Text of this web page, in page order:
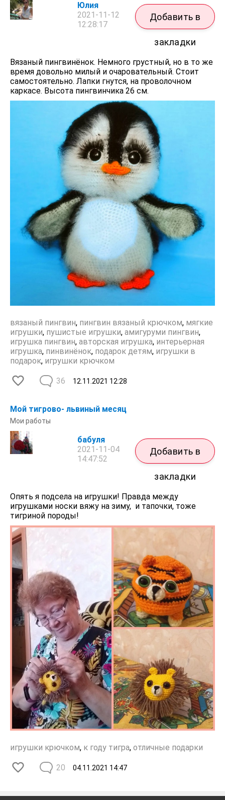
Юлия
2021-11-12
12:28:17
Добавить в
закладки
Вязаный пингвинёнок. Немного грустный, но в то же
время довольно милый и очаровательный. Стоит
самостоятельно. Лапки гнутся, на проволочном
каркасе. Высота пингвинчика 26 см.
вязаный пингвин, пингвин вязаный крючком, мягкие
игрушки, пушистые игрушки, амигуруми пингвин,
игрушка пингвин, авторская игрушка, интерьерная
игрушка, пинвинёнок, подарок детям, игрушки в
подарок, игрушки крючком
12.11.2021 12:28
36
Мой тигрово- львиный месяц
Мои работы
бабуля
2021-11-04
14:47:52
Добавить в
закладки
Опять я подсела на игрушки! Правда между
игрушками носки вяжу на зиму, и тапочки, тоже
тигриной породы!
игрушки крючком, к году тигра, отличные подарки
04.11.2021 14:47
20